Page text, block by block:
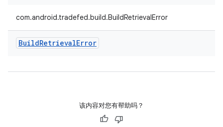
com.android.tradefed.build.BuildRetrievalError
BuildRetrievalError
该内容对您有帮助吗？